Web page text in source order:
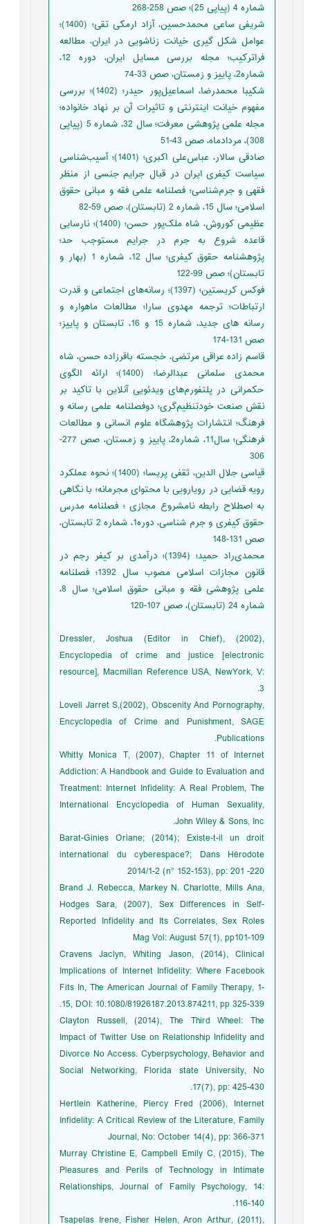
شماره 4 (پیاپی 25)؛ صص 258-268
شریفی ساعی محمدحسین، آزاد ارمکی تقی؛ (1400)؛
عوامل شکل گیری خیانت زناشویی در ایران، مطالعه
فراترکیب؛ مجله بررسی مسایل ایران، دوره 12،
شماره2، پاییز و زمستان، صص 33-74
شکیبا محمدرضا، اسماعیل‌پور حیدر؛ (1402)؛ بررسی
مفهوم خیانت اینترنتی و تاثیرات آن بر نهاد خانواده؛
مجله علمی پژوهشی معرفت؛ سال 32، شماره 5 (پیاپی
308)، مردادماه، صص 43-51
صادقی سالار، عباس‌علی اکبری؛ (1401)؛ آسیب‌شناسی
سیاست کیفری ایران در قبال جرایم جنسی از منظر
فقهی و جرم‌شناسی؛ فصلنامه علمی فقه و مبانی حقوق
اسلامی؛ سال 15، شماره 2 (تابستان)، صص 59-82
عظیمی کوروش، شاه ملک‌پور حسن؛ (1400)؛ نارسایی
قاعده شروع به جرم در جرایم مستوجب حد؛
پژوهشنامه حقوق کیفری؛ سال 12، شماره 1 (بهار و
تابستان)؛ صص 99-122
فوکس کریستین؛ (1397)؛ رسانه‌های اجتماعی و قدرت
ارتباطات؛ ترجمه مهدوی سارا؛ مطالعات ماهواره و
رسانه های جدید، شماره 15 و 16، تابستان و پاییز؛
صص 131-174
قاسم زاده عراقی مرتضی، خجسته باقرزاده حسن، شاه
محمدی سلمانی عبدالرضا؛ (1400)؛ ارائه الگوی
حکمرانی در پلتفورم‌های ویدئویی آنلاین با تاکید بر
نقش صنعت خودتنظیم‌گری؛ دوفصلنامه علمی رسانه و
فرهنگ؛ انتشارات پژوهشگاه علوم انسانی و مطالعات
فرهنگی؛ سال11، شماره2، پاییز و زمستان، صص 277-
306
قیاسی جلال الدین، ثقفی پریسا؛ (1400)؛ نحوه عملكرد
رویه قضایی در رویارویی با محتوای مجرمانه؛ با نگاهی
به اصطلاح رابطه نامشروع مجازی ؛ فصلنامه مدرس
حقوق کیفری و جرم شناسی، دوره1، شماره 2 تابستان،
صص 131-148
محمدی‌راد حمید؛ (1394)؛ درآمدی بر کیفر رجم در
قانون مجازات اسلامی مصوب سال 1392؛ فصلنامه
علمی پژوهشی فقه و مبانی حقوق اسلامی؛ سال 8،
شماره 24 (تابستان)، صص 107-120
Dressler, Joshua (Editor in Chief), (2002),
Encyclopedia of crime and justice [electronic
resource], Macmillan Reference USA, NewYork, V:
3.
Lovell Jarret S,(2002), Obscenity And Pornography,
Encyclopedia of Crime and Punishment, SAGE
Publications.
Whitty Monica T, (2007), Chapter 11 of Internet
Addiction: A Handbook and Guide to Evaluation and
Treatment: Internet Infidelity: A Real Problem, The
International Encyclopedia of Human Sexuality,
John Wiley & Sons, Inc.
Barat-Ginies Oriane; (2014); Existe-t-il un droit
international du cyberespace?; Dans Hérodote
2014/1-2 (n° 152-153), pp: 201 -220
Brand J. Rebecca, Markey N. Charlotte, Mills Ana,
Hodges Sara, (2007), Sex Differences in Self-
Reported Infidelity and Its Correlates, Sex Roles
Mag Vol: August 57(1), pp101-109
Cravens Jaclyn, Whiting Jason, (2014), Clinical
Implications of Internet Infidelity: Where Facebook
Fits In, The American Journal of Family Therapy, 1-
15, DOI: 10.1080/81926187.2013.874211, pp 325-339.
Clayton Russell, (2014), The Third Wheel: The
Impact of Twitter Use on Relationship Infidelity and
Divorce No Access. Cyberpsychology, Behavior and
Social Networking, Florida state University, No
17(7), pp: 425-430.
Hertlein Katherine, Piercy Fred (2006), Internet
Infidelity: A Critical Review of the Literature, Family
Journal, No: October 14(4), pp: 366-371
Murray Christine E, Campbell Emily C, (2015), The
Pleasures and Perils of Technology in Intimate
Relationships, Journal of Family Psychology, 14:
116-140.
Tsapelas Irene, Fisher Helen, Aron Arthur, (2011),